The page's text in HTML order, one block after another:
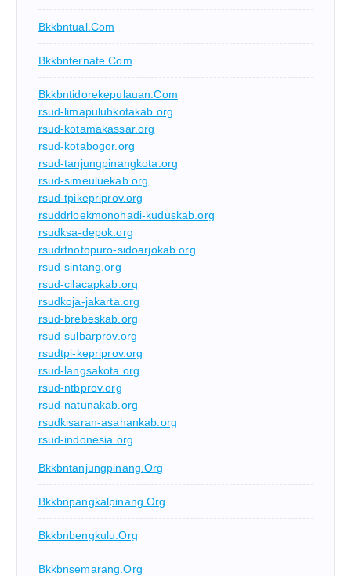
Bkkbntual.com
Bkkbnternate.com
Bkkbntidorekepulauan.com
rsud-limapuluhkotakab.org
rsud-kotamakassar.org
rsud-kotabogor.org
rsud-tanjungpinangkota.org
rsud-simeuluekab.org
rsud-tpikepriprov.org
rsuddrloekmonohadi-kuduskab.org
rsudksa-depok.org
rsudrtnotopuro-sidoarjokab.org
rsud-sintang.org
rsud-cilacapkab.org
rsudkoja-jakarta.org
rsud-brebeskab.org
rsud-sulbarprov.org
rsudtpi-kepriprov.org
rsud-langsakota.org
rsud-ntbprov.org
rsud-natunakab.org
rsudkisaran-asahankab.org
rsud-indonesia.org
Bkkbntanjungpinang.org
Bkkbnpangkalpinang.org
Bkkbnbengkulu.org
Bkkbnsemarang.org